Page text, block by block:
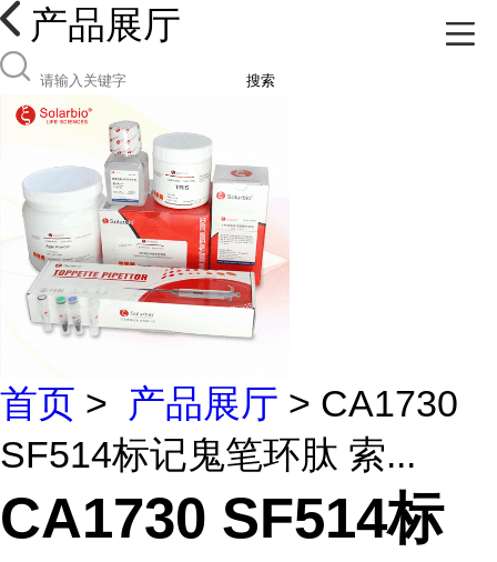
产品展厅
搜索
首页 > 产品展厅 > CA1730
SF514标记鬼笔环肽 索...
CA1730 SF514标